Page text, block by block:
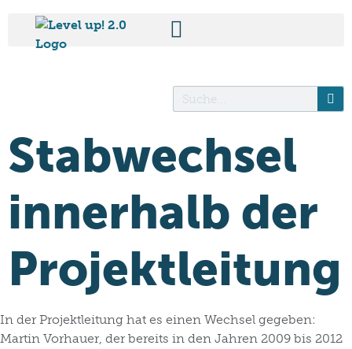
Stabwechsel
innerhalb der
Projektleitung
In der Projektleitung hat es einen Wechsel gegeben:
Martin Vorhauer, der bereits in den Jahren 2009 bis 2012